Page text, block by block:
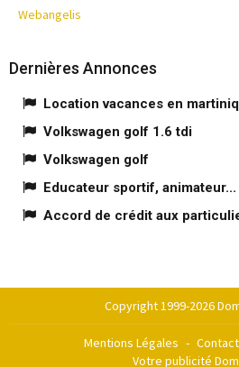
Webangelis
Dernières Annonces
Location vacances en
Volkswagen golf 1.6 tdi
Volkswagen golf
Educateur sportif, animateur...
Accord de crédit aux
Copyright 1999-2026
Mentions Légales - Contact
Votre publicité